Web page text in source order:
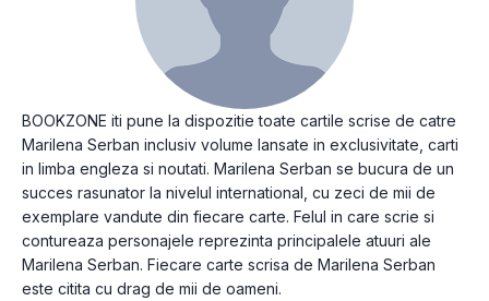
BOOKZONE iti pune la dispozitie toate cartile scrise de catre
Marilena Serban inclusiv volume lansate in exclusivitate, carti
in limba engleza si noutati. Marilena Serban se bucura de un
succes rasunator la nivelul international, cu zeci de mii de
exemplare vandute din fiecare carte. Felul in care scrie si
contureaza personajele reprezinta principalele atuuri ale
Marilena Serban. Fiecare carte scrisa de Marilena Serban
este citita cu drag de mii de oameni.